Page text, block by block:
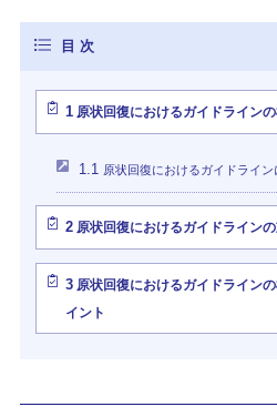
1原状回復におけるガイドライン
1.1 原状回復におけるガイドライ
2原状回復におけるガイドライン
3原状回復におけるガイドライン
イント